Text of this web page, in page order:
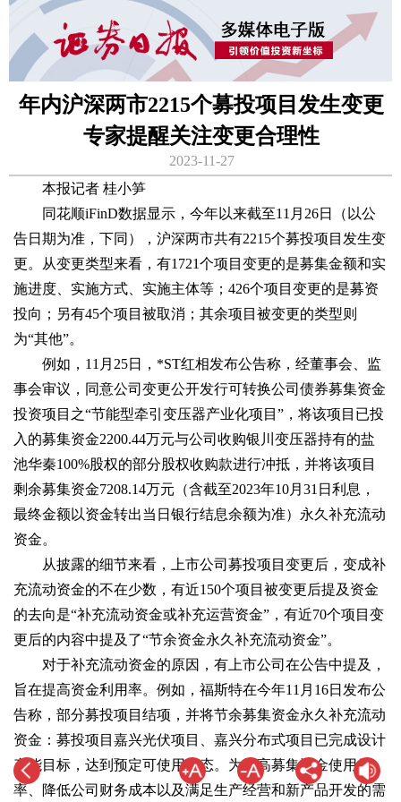
年内沪深两市2215个募投项目发生变更
专家提醒关注变更合理性
2023-11-27
本报记者 桂小笋
同花顺iFinD数据显示，今年以来截至11月26日（以公
告日期为准，下同），沪深两市共有2215个募投项目发生变
更。从变更类型来看，有1721个项目变更的是募集金额和实
施进度、实施方式、实施主体等；426个项目变更的是募资
投向；另有45个项目被取消；其余项目被变更的类型则
为“其他”。
例如，11月25日，*ST红相发布公告称，经董事会、监
事会审议，同意公司变更公开发行可转换公司债券募集资金
投资项目之“节能型牵引变压器产业化项目”，将该项目已投
入的募集资金2200.44万元与公司收购银川变压器持有的盐
池华秦100%股权的部分股权收购款进行冲抵，并将该项目
剩余募集资金7208.14万元（含截至2023年10月31日利息，
最终金额以资金转出当日银行结息余额为准）永久补充流动
资金。
从披露的细节来看，上市公司募投项目变更后，变成补
充流动资金的不在少数，有近150个项目被变更后提及资金
的去向是“补充流动资金或补充运营资金”，有近70个项目变
更后的内容中提及了“节余资金永久补充流动资金”。
对于补充流动资金的原因，有上市公司在公告中提及，
旨在提高资金利用率。例如，福斯特在今年11月16日发布公
告称，部分募投项目结项，并将节余募集资金永久补充流动
资金：募投项目嘉兴光伏项目、嘉兴分布式项目已完成设计
产能目标，达到预定可使用状态。为提高募集资金使用效
率、降低公司财务成本以及满足生产经营和新产品开发的需